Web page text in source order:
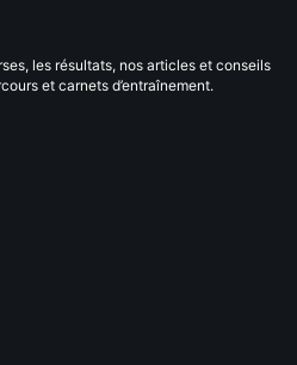
les résultats, nos articles et conseils
et carnets d’entraînement.